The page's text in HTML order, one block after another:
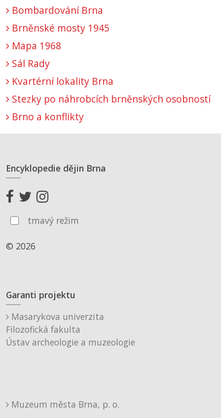
Bombardování Brna
Brněnské mosty 1945
Mapa 1968
Sál Rady
Kvartérní lokality Brna
Stezky po náhrobcích brněnských osobností
Brno a konflikty
Encyklopedie dějin Brna
tmavý režim
© 2026
Garanti projektu
Masarykova univerzita
Filozofická fakulta
Ústav archeologie a muzeologie
Muzeum města Brna, p. o.